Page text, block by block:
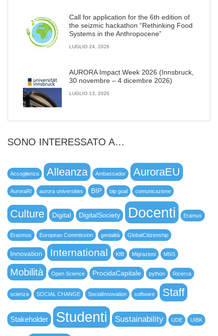
Call for application for the 6th edition of
the seizmic hackathon “Rethinking Food
Systems in the Anthropocene”
LUGLIO 24, 2026
AURORA Impact Week 2026 (Innsbruck,
30 novembre – 4 dicembre 2026)
LUGLIO 13, 2026
SONO INTERESSATO A…
Accoglienza Alleanza Ambassador AuroraEU
AuroraRI aurora universities BIP bip goal comunicazione
Culture Digital DigitalSociety Docenti Eramus
Erasmus European Commission genialità GlobalCitizenship
Innovation International KfB Migrazioni MNS
Mobilità Open Science ProcidaCapitale python Ricerca
scienza SOCIAL CHANGE SocialInnovation software Staff
Stakeholder Studenti Sustainability UDE UIBK